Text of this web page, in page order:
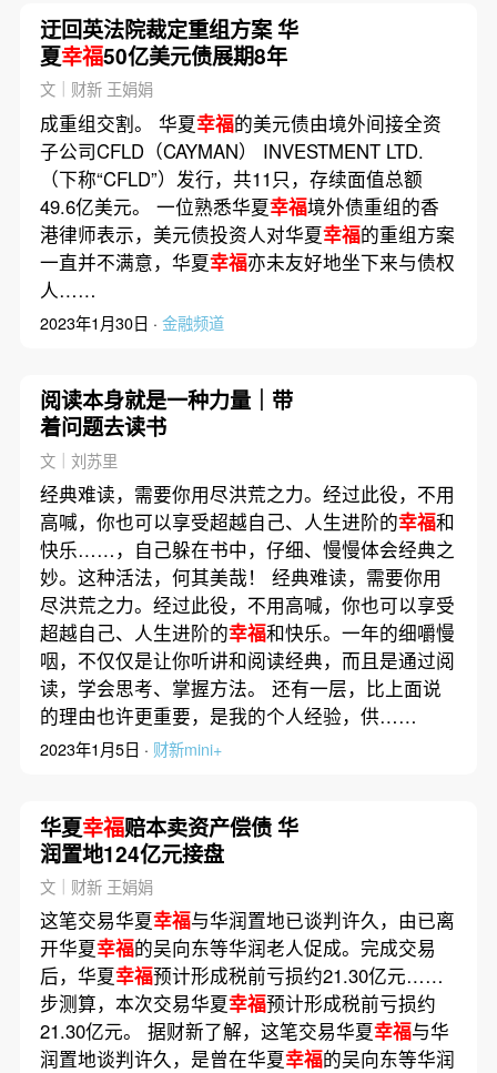
迂回英法院裁定重组方案 华
夏幸福50亿美元债展期8年
文｜财新 王娟娟
成重组交割。 华夏幸福的美元债由境外间接全资
子公司CFLD（CAYMAN） INVESTMENT LTD.
（下称“CFLD”）发行，共11只，存续面值总额
49.6亿美元。 一位熟悉华夏幸福境外债重组的香
港律师表示，美元债投资人对华夏幸福的重组方案
一直并不满意，华夏幸福亦未友好地坐下来与债权
人……
2023年1月30日 · 金融频道
阅读本身就是一种力量｜带
着问题去读书
文｜刘苏里
经典难读，需要你用尽洪荒之力。经过此役，不用
高喊，你也可以享受超越自己、人生进阶的幸福和
快乐……，自己躲在书中，仔细、慢慢体会经典之
妙。这种活法，何其美哉！ 经典难读，需要你用
尽洪荒之力。经过此役，不用高喊，你也可以享受
超越自己、人生进阶的幸福和快乐。一年的细嚼慢
咽，不仅仅是让你听讲和阅读经典，而且是通过阅
读，学会思考、掌握方法。 还有一层，比上面说
的理由也许更重要，是我的个人经验，供……
2023年1月5日 · 财新mini+
华夏幸福赔本卖资产偿债 华
润置地124亿元接盘
文｜财新 王娟娟
这笔交易华夏幸福与华润置地已谈判许久，由已离
开华夏幸福的吴向东等华润老人促成。完成交易
后，华夏幸福预计形成税前亏损约21.30亿元……
步测算，本次交易华夏幸福预计形成税前亏损约
21.30亿元。 据财新了解，这笔交易华夏幸福与华
润置地谈判许久，是曾在华夏幸福的吴向东等华润